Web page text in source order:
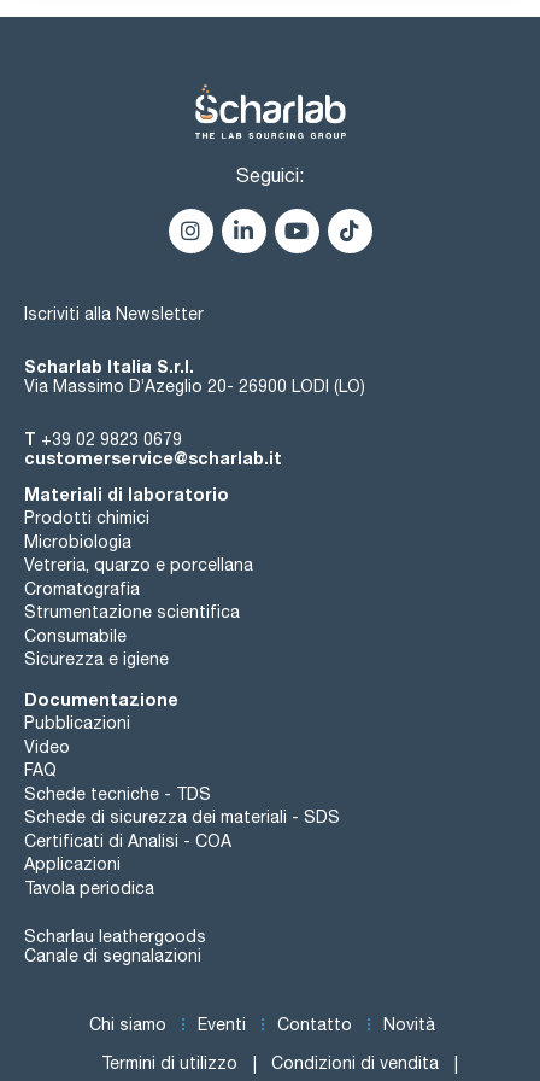
- 3 secchi rotondi (vetro) con coperchio e anelli di tenuta;
- Spazzola di pulizia;
- Cavo da USB-C a USB-A;
- Manuale di istruzioni.
Seguici:
Iscriviti alla Newsletter
Scharlab Italia S.r.l.
Via Massimo D’Azeglio 20- 26900 LODI (LO)
T +39 02 9823 0679
customerservice@scharlab.it
Materiali di laboratorio
Prodotti chimici
Microbiologia
Vetreria, quarzo e porcellana
Cromatografia
Strumentazione scientifica
Consumabile
Sicurezza e igiene
Documentazione
Pubblicazioni
Video
FAQ
Schede tecniche - TDS
Schede di sicurezza dei materiali - SDS
Certificati di Analisi - COA
Applicazioni
Tavola periodica
Scharlau leathergoods
Canale di segnalazioni
Chi siamo Eventi Contatto Novità
Termini di utilizzo Condizioni di vendita